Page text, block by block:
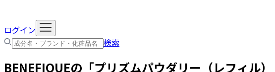
ログイン
検索
BENEFIQUEの「プリズムパウダリー（レフィル）